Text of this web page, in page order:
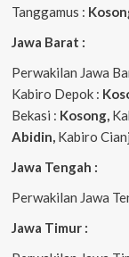
Tanggamus :
Jawa Barat :
Perwakilan Jawa
Kabiro Depok :
Bekasi : Kosong,
Abidin,Kabiro
Jawa Tengah :
Perwakilan Jawa
Jawa Timur :